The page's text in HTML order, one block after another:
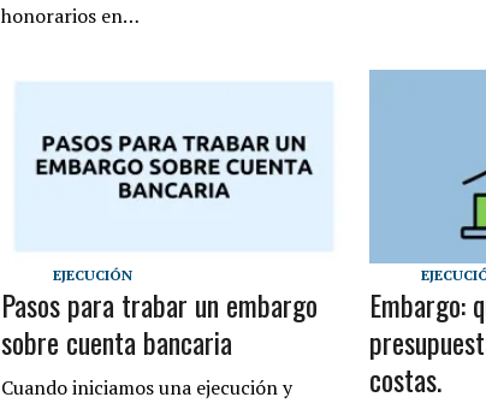
honorarios en…
EJECUCIÓN
Pasos para trabar un embargo
sobre cuenta bancaria
Cuando iniciamos una ejecución y
Embargo:
costas.